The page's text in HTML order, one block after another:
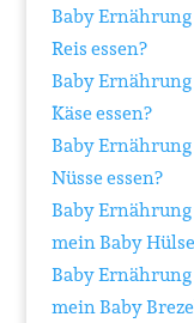
Baby
Reis essen?
Baby
Käse essen?
Baby
Nüsse essen?
Baby
mein Baby
Baby
mein Baby